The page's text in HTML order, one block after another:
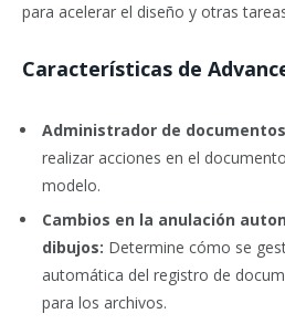
para acelerar el diseño y otras
Características de
Administrador de
realizar acciones en el
modelo.
Cambios en la anulación
dibujos: Determine cómo se
automática del registro de
para los archivos.